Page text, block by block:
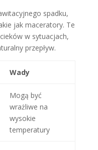
spadku,
jak maceratory. Te
w sytuacjach,
przepływ.
Wady
Mogą być
wrażliwe na
wysokie
temperatury